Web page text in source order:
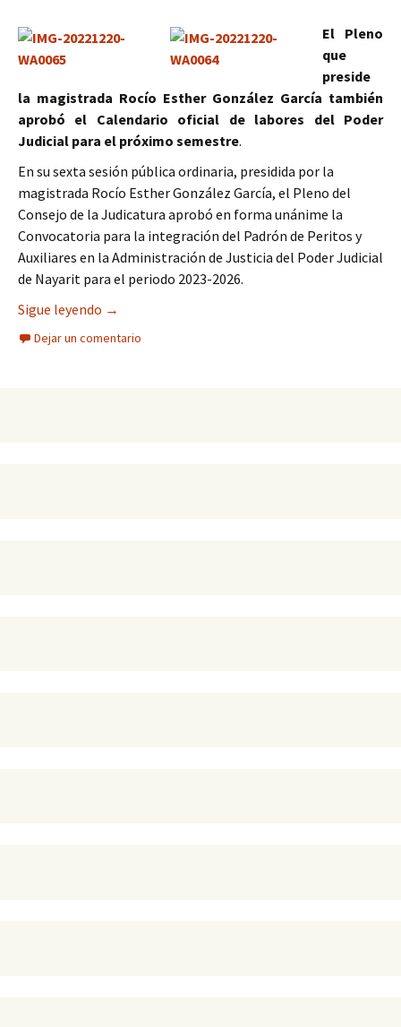
El Pleno
que
preside
la magistrada Rocío Esther González García también
aprobó el Calendario oficial de labores del Poder
Judicial para el próximo semestre.
En su sexta sesión pública ordinaria, presidida por la
magistrada Rocío Esther González García, el Pleno del
Consejo de la Judicatura aprobó en forma unánime la
Convocatoria para la integración del Padrón de Peritos y
Auxiliares en la Administración de Justicia del Poder Judicial
de Nayarit para el periodo 2023-2026.
Sigue leyendo Sesionó el Consejo de la Judicatura del Poder
→
Dejar un comentario